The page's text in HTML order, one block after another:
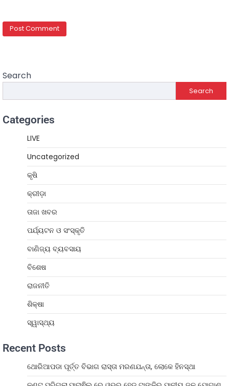
Search
Search
Categories
LIVE
Uncategorized
କୃଷି
କ୍ରୀଡ଼ା
ତାଜା ଖବର
ପର୍ଯ୍ୟଟନ ଓ ସଂସ୍କୃତି
ବାଣିଜ୍ୟ ବ୍ୟବସାୟ
ବିଶେଷ
ରାଜନୀତି
ଶିକ୍ଷା
ସ୍ୱାସ୍ଥ୍ୟ
Recent Posts
ଥୋରିଆପଡା ପୂର୍ତ୍ତ ବିଭାଗ ରାସ୍ତା ମରଣଯନ୍ତା, ଲୋକେ ହିନସ୍ଥା